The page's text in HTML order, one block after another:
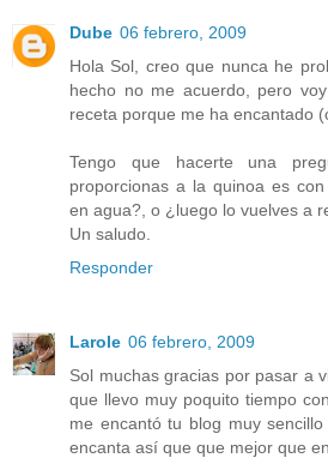
Dube 06 febrero, 2009
Hola Sol, creo que nunca he
hecho no me acuerdo, pero
receta porque me ha encantado
Tengo que hacerte una
proporcionas a la quinoa es
en agua?, o ¿luego lo vuelves a
Un saludo.
Responder
Larole 06 febrero, 2009
Sol muchas gracias por pasar a
que llevo muy poquito tiempo
me encantó tu blog muy
encanta así que que mejor que